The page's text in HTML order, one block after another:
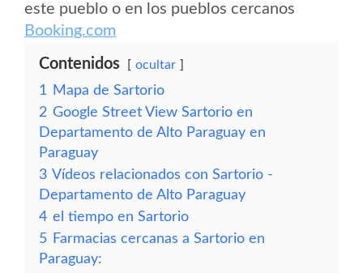
este pueblo o en los pueblos cercanos
Booking.com
Contenidos ocultar
1
Mapa de Sartorio
2 Google Street View Sartorio en
Departamento de Alto Paraguay en
Paraguay
3 Vídeos relacionados con Sartorio -
Departamento de Alto Paraguay
4 el tiempo en Sartorio
5 Farmacias cercanas a Sartorio en
Paraguay: